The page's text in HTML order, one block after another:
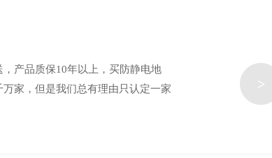
产品质保10年以上，买防静电地
家，但是我们总有理由只认定一家
>